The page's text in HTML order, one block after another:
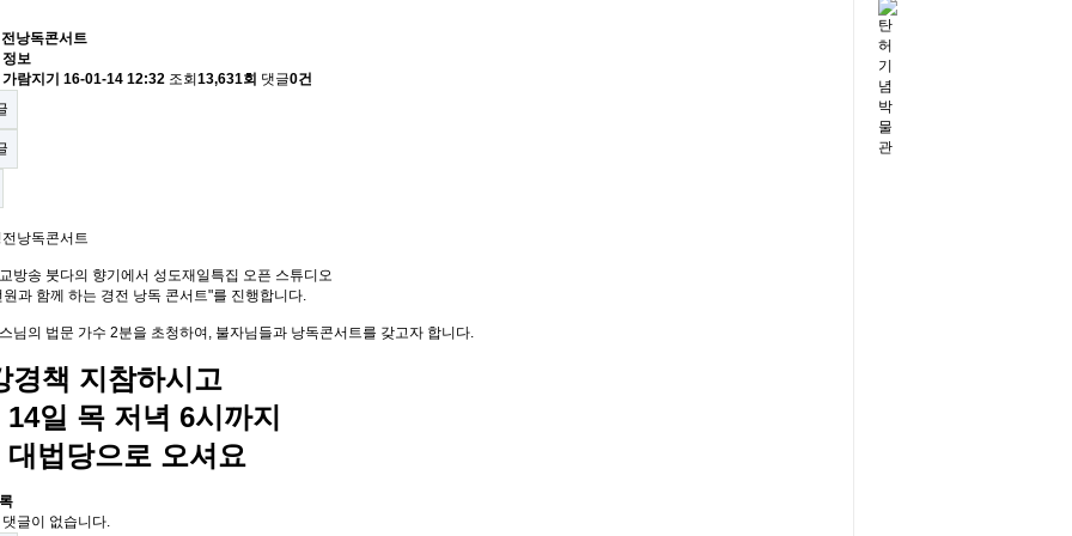
낭독콘서트
보
가람지기 16-01-14 12:32 조회 13,631회 댓글0건
낭독콘서트
방송 붓다의 향기에서 성도재일특집 오픈 스튜디오
원과 함께 하는 경전 낭독 콘서트"를 진행합니다.
님의 법문 가수 2분을 초청하여, 불자님들과 낭독콘서트를 갖고자 합니다.
경책 지참하시고
14일 목 저녁 6시까지
대법당으로 오셔요
글이 없습니다.